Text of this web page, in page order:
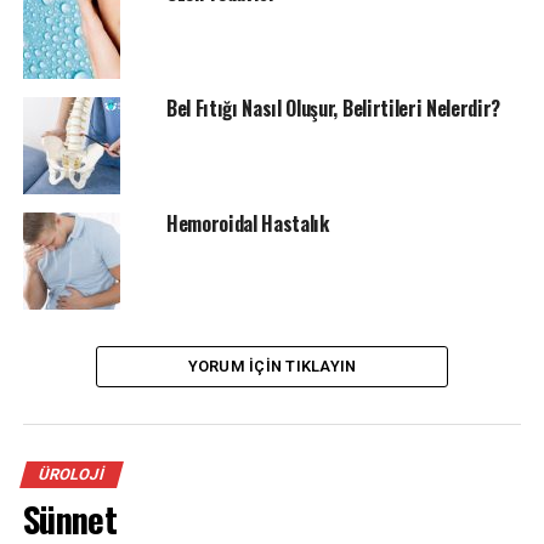
erkeklerde iki kat daha yaygındır. Diğer pek çok kanser
türünde olduğu gibi böbrek kanserinin nedeni tam
olarak bilinmemektedir. Yapılan çalışmalarda bazı
faktörlerin risk oluşturabileceği gösterilmiştir.
İleri yaş: Yaşla birlikte görülme sıklığı artar.
Tütün ve tütün ürünleri:Tütün ve tütün
ürünleri kullananlarda iki kat daha sık görülür.
Günlük tüketilen miktar arttıkça ve tüketim
süresi uzadıkça riskin daha da arttığı tespit
arttırır.
tansiyon hastalarında üç kat daha sık görüldüğü
Bel Fıtığı Nasıl Oluşur, Belirtileri Nelerdir?
Hemoroidal Hastalık
YORUM İÇIN TIKLAYIN
ÜROLOJI
Sünnet